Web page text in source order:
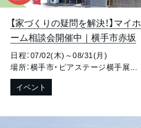
【家づくりの疑問を解決！】マイホ
ーム相談会開催中｜横手市赤坂
日程：07/02(木)～08/31(月)
イベント